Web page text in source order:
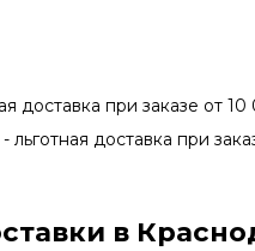
доставка при заказе от
- льготная доставка при
в